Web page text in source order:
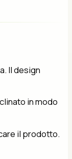
Il design
in modo
il prodotto.